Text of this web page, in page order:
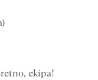
ekipa!